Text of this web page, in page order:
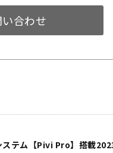
合わせ
テム【Pivi Pro】搭載